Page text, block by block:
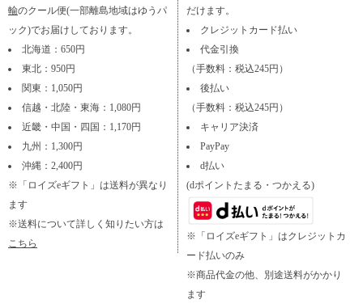
輸のクール便(一部離島地域はゆうパ
ック)でお届けしております。
北海道：650円
東北：950円
関東：1,050円
信越・北陸・東海：1,080円
近畿・中国・四国：1,170円
九州：1,300円
沖縄：2,400円
※「ロイズeギフト」は送料が異なり
ます
※送料について詳しく知りたい方は
こちら
だけます。
クレジットカード払い
代金引換
（手数料：税込245円）
後払い
（手数料：税込245円）
キャリア決済
PayPay
d払い
(dポイントたまる・つかえる)
※「ロイズeギフト」はクレジットカ
ード払いのみ
※商品代金の他、別途送料がかかり
ます